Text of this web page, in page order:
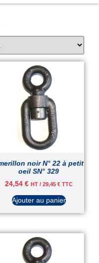
noir N° 22 à petit
oeil SN° 329
24,54 € HT / 29,45 €TTC
Ajouter au panier